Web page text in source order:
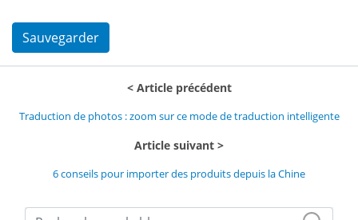
Sauvegarder
Article précédent
Traduction de photos : zoom sur ce mode de traduction intelligente
Article suivant
6 conseils pour importer des produits depuis la Chine